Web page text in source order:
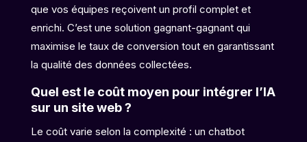
que vos équipes reçoivent un profil complet et
enrichi. C’est une solution gagnant-gagnant qui
maximise le taux de conversion tout en garantissant
la qualité des données collectées.
Quel est le coût moyen pour intégrer l’IA
sur un site web ?
Le coût varie selon la complexité : un chatbot